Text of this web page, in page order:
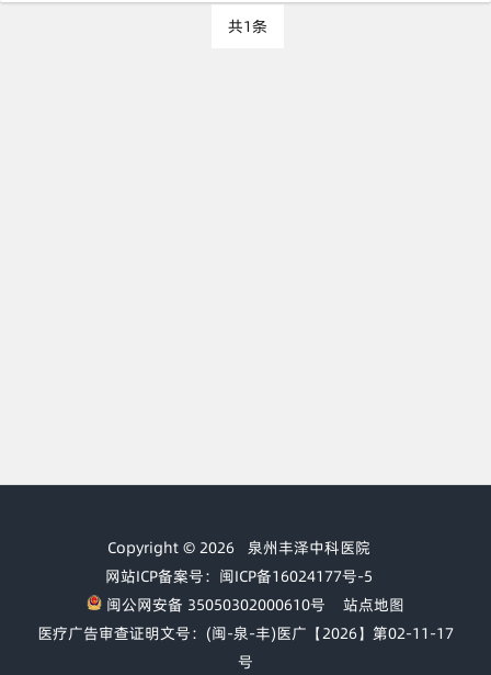
共1条
Copyright © 2026 泉州丰泽中科医院
网站ICP备案号：闽ICP备16024177号-5
闽公网安备 35050302000610号
站点地图
医疗广告审查证明文号：(闽-泉-丰)医广【2026】第02-11-17
号